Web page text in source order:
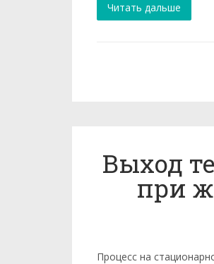
Читать дальше
Выход
при
Процесс на